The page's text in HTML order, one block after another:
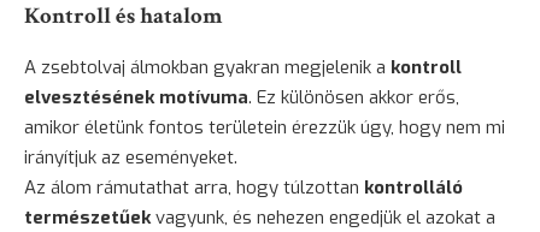
Kontroll és hatalom
A zsebtolvaj álmokban gyakran megjelenik a kontroll
elvesztésének motívuma. Ez különösen akkor erős,
amikor életünk fontos területein érezzük úgy, hogy nem mi
irányítjuk az eseményeket.
Az álom rámutathat arra, hogy túlzottan kontrolláló
természetűekvagyunk, és nehezen engedjük el azokat a